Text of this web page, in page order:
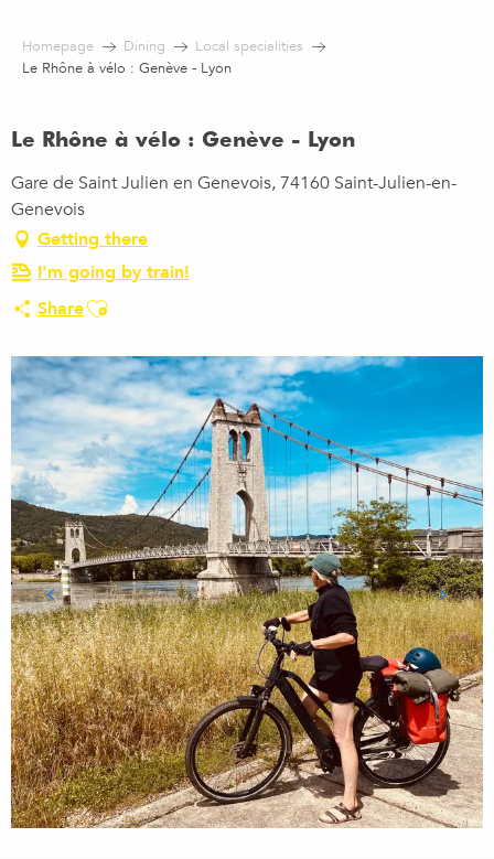
contenu
Homepage Dining
Local specialities
Le Rhône à vélo : Genève - Lyon
Le Rhône à vélo : Genève - Lyon
Gare de Saint Julien en Genevois, 74160 Saint-Julien-en-
Genevois
Getting there
I'm going by train!
ShareAjouter aux favoris